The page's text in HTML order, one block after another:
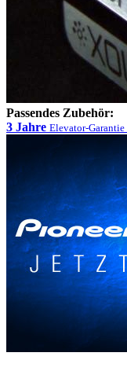
Passendes Zubehör:
3 Jahre Elevator-Garantie